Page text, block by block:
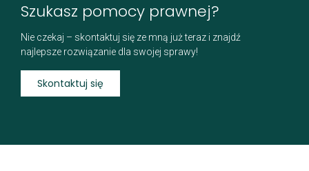
Szukasz pomocy prawnej?
Nie czekaj – skontaktuj się ze mną już teraz i znajdź
najlepsze rozwiązanie dla swojej sprawy!
Skontaktuj się